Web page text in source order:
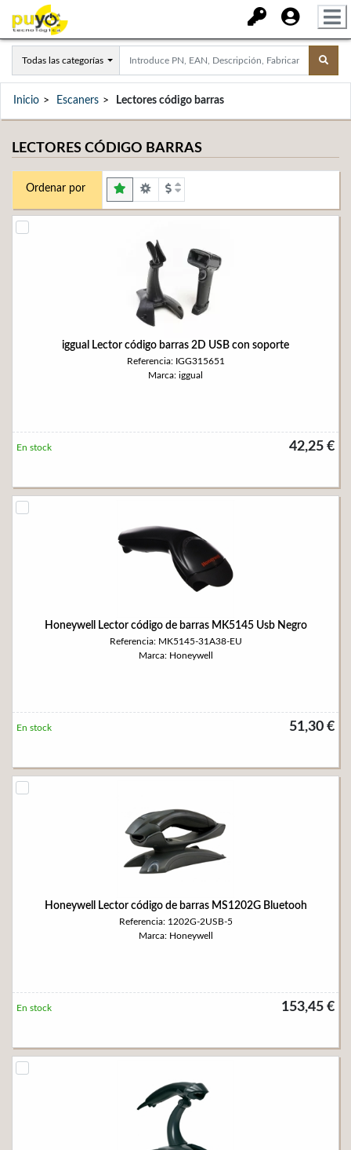
Todas las categorías
Inicio Escaners Lectores código barras
LECTORES CÓDIGO BARRAS
Ordenar por
iggual Lector código barras 2D USB con soporte
Referencia: IGG315651
Marca: iggual
42,25 €
En stock
Honeywell Lector código de barras MK5145 Usb Negro
Referencia: MK5145-31A38-EU
Marca: Honeywell
51,30 €
En stock
Honeywell Lector código de barras MS1202G Bluetooh
Referencia: 1202G-2USB-5
Marca: Honeywell
153,45 €
En stock